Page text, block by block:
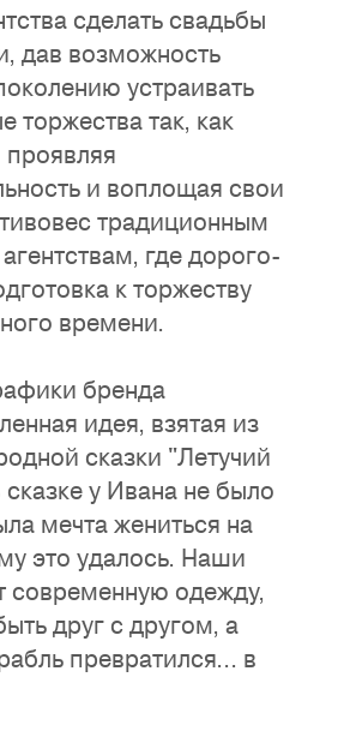
сделать свадьбы
дав возможность
устраивать
торжества так, как
и воплощая свои
традиционным
где дорого-
к торжеству
времени.
бренда
идея, взятая из
сказки "Летучий
у Ивана не было
мечта жениться на
это удалось. Наши
современную одежду,
друг с другом, а
превратился... в